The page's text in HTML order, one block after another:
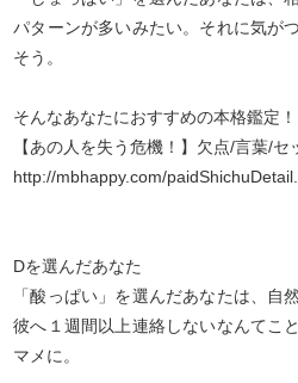
パターンが多いみたい。それに気が
そう。
そんなあなたにおすすめの本格鑑定！
【あの人を失う危機！】欠点/言葉/
http://mbhappy.com/
Dを選んだあなた
「酸っぱい」を選んだあなたは、自
彼へ１週間以上連絡しないなんてこ
マメに。